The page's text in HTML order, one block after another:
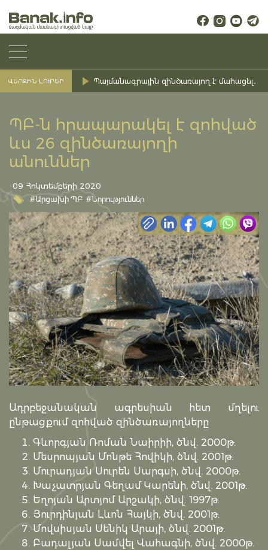
ՎԵՐՋԻՆ ԼՈՒՐԵՐ Պայմանագրային զինծառայող է մահացել․
ՊԲ-ն հրապարակել է զոհված
ևս 26 զինծառայողի
անուններ
09 Հոկտեմբերի 2020
#Արցախի ՊԲ #Նորություններ
Ադրբեջանական ագրեսիան հետ մղելու
ընթացքում զոհված զինծառայողները
Գևորգյան Ռոման Նաիրիի, ծնվ. 2000թ.
Մեսրոպյան Մոնթե Հովիկի, ծնվ. 2001թ.
Մուրադյան Սուրեն Սարգսի, ծնվ. 2000թ.
Խաչատրյան Գեղամ Կարենի, ծնվ. 2001թ.
Եղոյան Արտյոմ Արշակի, ծնվ. 1997թ.
Յուրդինյան Լևոն Հայկի, ծնվ. 2001թ.
Մովսիսյան Սենիկ Արայի, ծնվ. 2001թ.
Բադալյան Սամվել Վահագնի, ծնվ. 2000թ.